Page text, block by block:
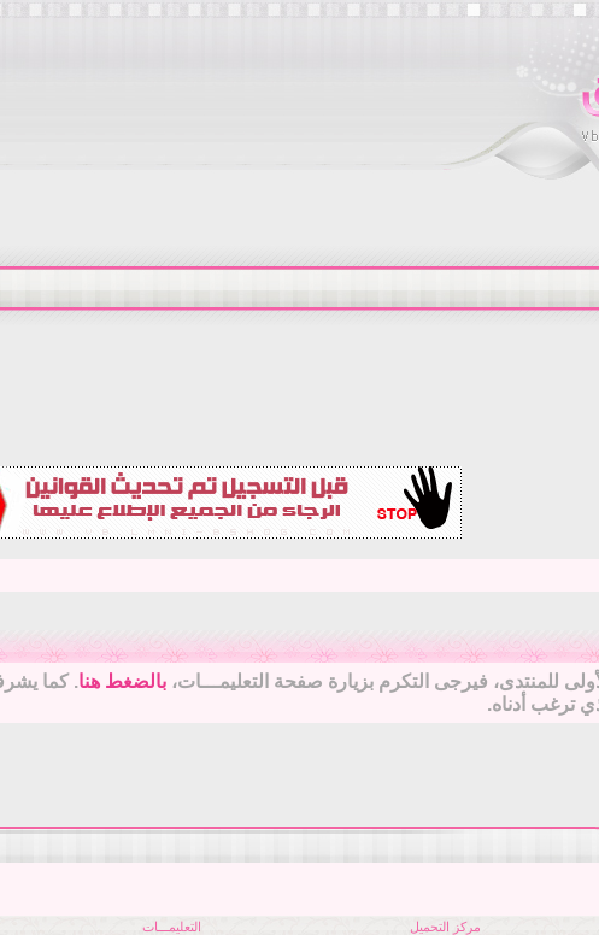
للمنتدى، فيرجى التكرم بزيارة صفحة التعليمـــات، بالضغط هنا. كما
ترغب أدناه.
مركز التحميل التعليمـــات